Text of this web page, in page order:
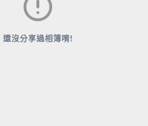
還沒分享過相簿唷!